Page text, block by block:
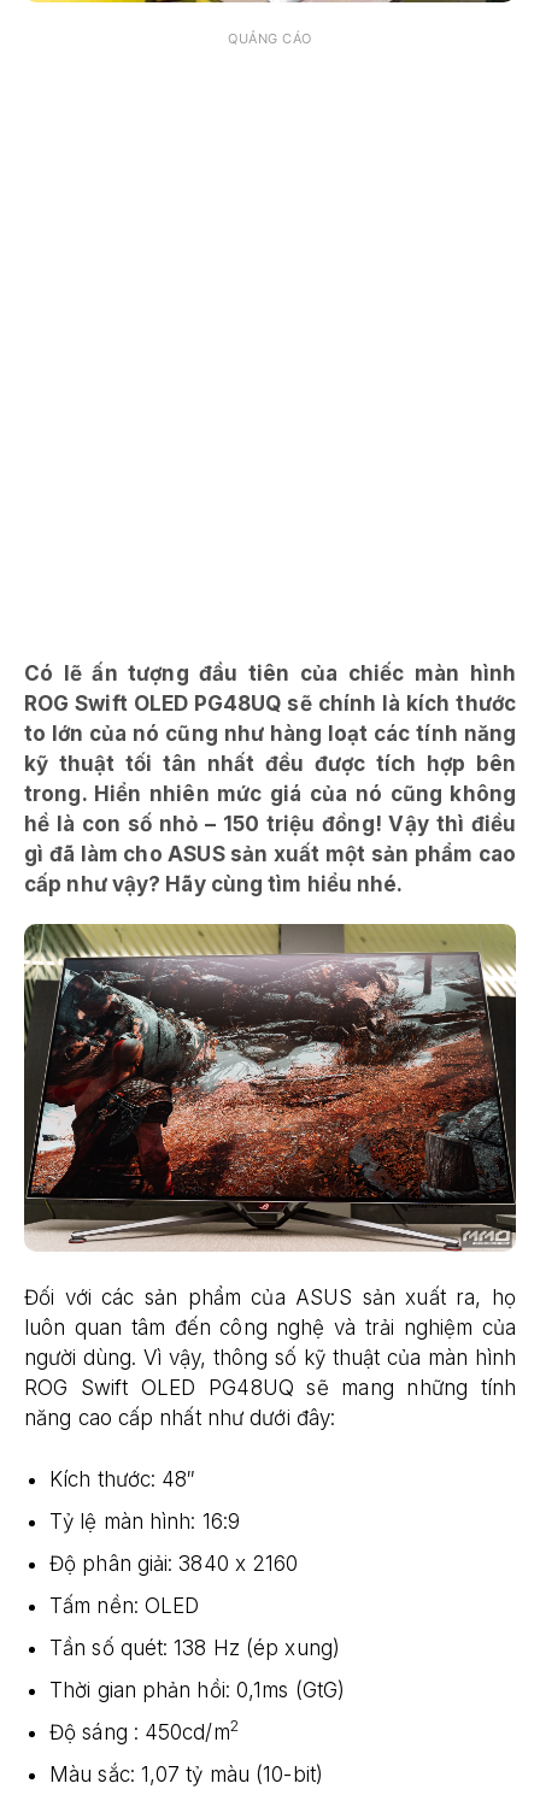
QUẢNG CÁO
Có lẽ ấn tượng đầu tiên của chiếc màn hình
ROG Swift OLED PG48UQ sẽ chính là kích thước
to lớn của nó cũng như hàng loạt các tính năng
kỹ thuật tối tân nhất đều được tích hợp bên
trong. Hiển nhiên mức giá của nó cũng không
hề là con số nhỏ – 150 triệu đồng! Vậy thì điều
gì đã làm cho ASUS sản xuất một sản phẩm cao
cấp như vậy? Hãy cùng tìm hiểu nhé.
Đối với các sản phẩm của ASUS sản xuất ra, họ
luôn quan tâm đến công nghệ và trải nghiệm của
người dùng. Vì vậy, thông số kỹ thuật của màn hình
ROG Swift OLED PG48UQ sẽ mang những tính
năng cao cấp nhất như dưới đây:
Kích thước: 48″
Tỷ lệ màn hình: 16:9
Độ phân giải: 3840 x 2160
Tấm nền: OLED
Tần số quét: 138 Hz (ép xung)
Thời gian phản hồi: 0,1ms (GtG)
Độ sáng : 450cd/m2
Màu sắc: 1,07 tỷ màu (10-bit)